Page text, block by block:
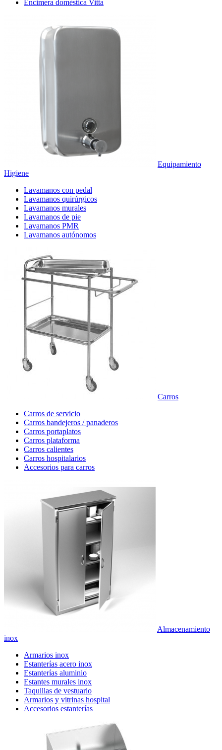
Encimera doméstica Vitta
Equipamiento
Higiene
Lavamanos con pedal
Lavamanos quirúrgicos
Lavamanos murales
Lavamanos de pie
Lavamanos PMR
Lavamanos autónomos
Carros
Carros de servicio
Carros bandejeros / panaderos
Carros portaplatos
Carros plataforma
Carros calientes
Carros hospitalarios
Accesorios para carros
Almacenamiento
inox
Armarios inox
Estanterías acero inox
Estanterías aluminio
Estantes murales inox
Taquillas de vestuario
Armarios y vitrinas hospital
Accesorios estanterías